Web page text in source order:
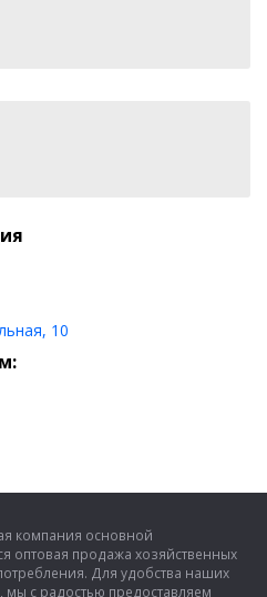
10
компания основной
оптовая продажа хозяйственных
Для удобства наших
с радостью предоставляем